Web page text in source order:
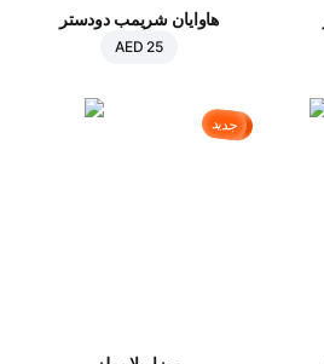
هاوايان شريمب دودستر
AED 25
جديد